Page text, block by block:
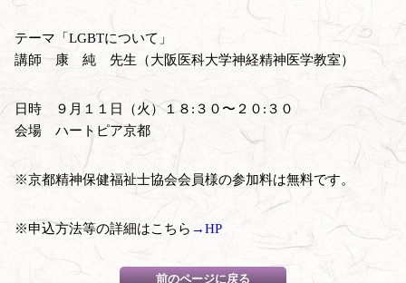
テーマ「LGBTについて」
講師 康 純 先生（大阪医科大学神経精神医学教室）
日時 ９月１１日（火）１８:３０〜２０:３０
会場 ハートピア京都
※京都精神保健福祉士協会会員様の参加料は無料です。
※申込方法等の詳細はこちら →HP